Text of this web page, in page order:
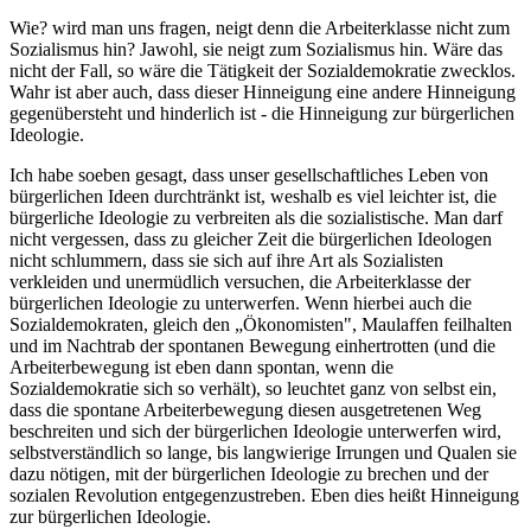
Wie? wird man uns fragen, neigt denn die Arbeiterklasse nicht zum
Sozialismus hin? Jawohl, sie neigt zum Sozialismus hin. Wäre das
nicht der Fall, so wäre die Tätigkeit der Sozialdemokratie zwecklos.
Wahr ist aber auch, dass dieser Hinneigung eine andere Hinneigung
gegenübersteht und hinderlich ist - die Hinneigung zur bürgerlichen
Ideologie.
Ich habe soeben gesagt, dass unser gesellschaftliches Leben von
bürgerlichen Ideen durchtränkt ist, weshalb es viel leichter ist, die
bürgerliche Ideologie zu verbreiten als die sozialistische. Man darf
nicht vergessen, dass zu gleicher Zeit die bürgerlichen Ideologen
nicht schlummern, dass sie sich auf ihre Art als Sozialisten
verkleiden und unermüdlich versuchen, die Arbeiterklasse der
bürgerlichen Ideologie zu unterwerfen. Wenn hierbei auch die
Sozialdemokraten, gleich den „Ökonomisten", Maulaffen feilhalten
und im Nachtrab der spontanen Bewegung einhertrotten (und die
Arbeiterbewegung ist eben dann spontan, wenn die
Sozialdemokratie sich so verhält), so leuchtet ganz von selbst ein,
dass die spontane Arbeiterbewegung diesen ausgetretenen Weg
beschreiten und sich der bürgerlichen Ideologie unterwerfen wird,
selbstverständlich so lange, bis langwierige Irrungen und Qualen sie
dazu nötigen, mit der bürgerlichen Ideologie zu brechen und der
sozialen Revolution entgegenzustreben. Eben dies heißt Hinneigung
zur bürgerlichen Ideologie.